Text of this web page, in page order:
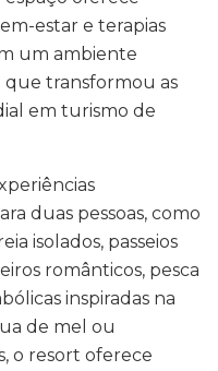
estar e terapias
um ambiente
que transformou as
em turismo de
duas pessoas, como
isolados, passeios
românticos, pesca
inspiradas na
de mel ou
o resort oferece